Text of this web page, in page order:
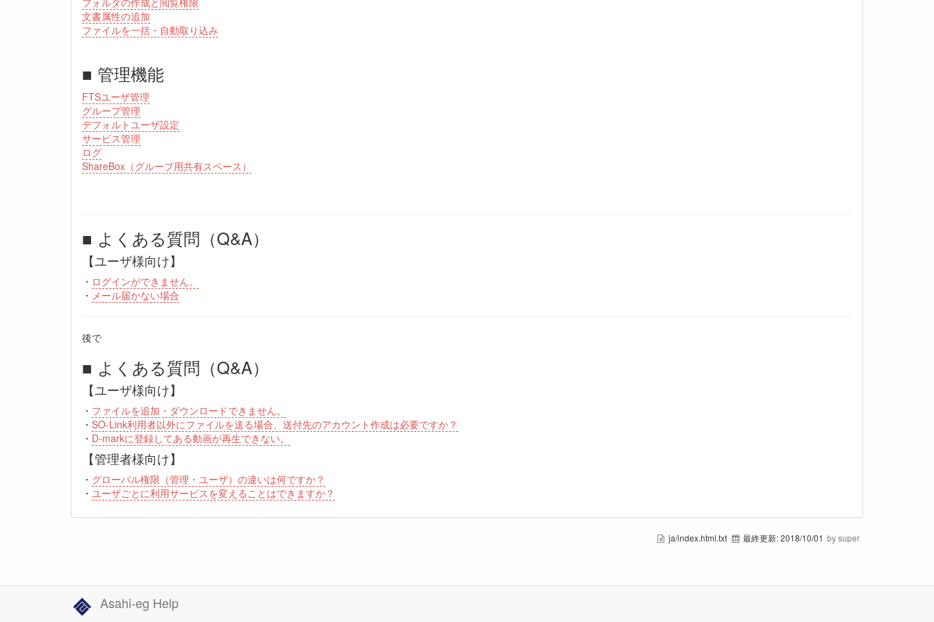
文書属性の追加
ファイルを一括・自動取り込み
■ 管理機能
FTSユーザ管理
グループ管理
デフォルトユーザ設定
サービス管理
ログ
ShareBox（グループ用共有スペース）
■ よくある質問（Q&A）
【ユーザ様向け】
・ ログインができません。
・ メール届かない場合
後で
■ よくある質問（Q&A）
【ユーザ様向け】
・ ファイルを追加・ダウンロードできません。
・ SO-Link利用者以外にファイルを送る場合、送付先のアカウント作成は必要ですか？
・ D-markに登録してある動画が再生できない。
【管理者様向け】
・ グローバル権限（管理・ユーザ）の違いは何ですか？
・ ユーザごとに利用サービスを変えることはできますか？
ja/index.html.txt 最終更新:2018/10/01 by super
Asahi-eg Help